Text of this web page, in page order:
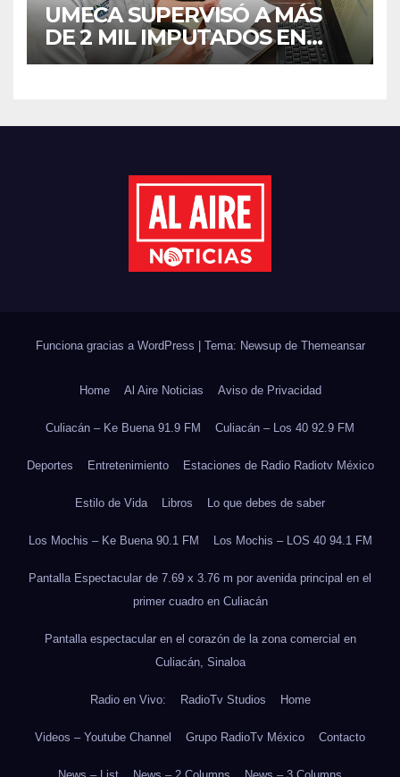
UMECA SUPERVISÓ A MÁS
DE 2 MIL IMPUTADOS EN
SINALOA DURANTE EL
Funciona gracias a WordPress Tema: Newsup de Themeansar
Home Al Aire Noticias Aviso de Privacidad
Culiacán – Ke Buena 91.9 FM Culiacán – Los 40 92.9 FM
Deportes Entretenimiento Estaciones de Radio Radiotv México
Estilo de Vida Libros Lo que debes de saber
Los Mochis – Ke Buena 90.1 FM Los Mochis – LOS 40 94.1 FM
Pantalla Espectacular de 7.69 x 3.76 m por avenida principal en el
primer cuadro en Culiacán
Pantalla espectacular en el corazón de la zona comercial en
Culiacán, Sinaloa
Radio en Vivo: RadioTv Studios Home
Videos – Youtube Channel Grupo RadioTv México Contacto